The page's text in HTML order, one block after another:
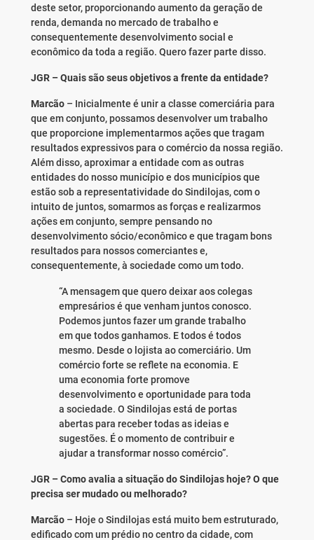
deste setor, proporcionando aumento da geração de
renda, demanda no mercado de trabalho e
consequentemente desenvolvimento social e
econômico da toda a região. Quero fazer parte disso.
JGR – Quais são seus objetivos a frente da entidade?
Marcão– Inicialmente é unir a classe comerciária para
que em conjunto, possamos desenvolver um trabalho
que proporcione implementarmos ações que tragam
resultados expressivos para o comércio da nossa região.
Além disso, aproximar a entidade com as outras
entidades do nosso município e dos municípios que
estão sob a representatividade do Sindilojas, com o
intuito de juntos, somarmos as forças e realizarmos
ações em conjunto, sempre pensando no
desenvolvimento sócio/econômico e que tragam bons
resultados para nossos comerciantes e,
consequentemente, à sociedade como um todo.
“A mensagem que quero deixar aos colegas
empresários é que venham juntos conosco.
Podemos juntos fazer um grande trabalho
em que todos ganhamos. E todos é todos
mesmo. Desde o lojista ao comerciário. Um
comércio forte se reflete na economia. E
uma economia forte promove
desenvolvimento e oportunidade para toda
a sociedade. O Sindilojas está de portas
abertas para receber todas as ideias e
sugestões. É o momento de contribuir e
ajudar a transformar nosso comércio”.
JGR – Como avalia a situação do Sindilojas hoje? O que
precisa ser mudado ou melhorado?
Marcão– Hoje o Sindilojas está muito bem estruturado,
edificado com um prédio no centro da cidade, com